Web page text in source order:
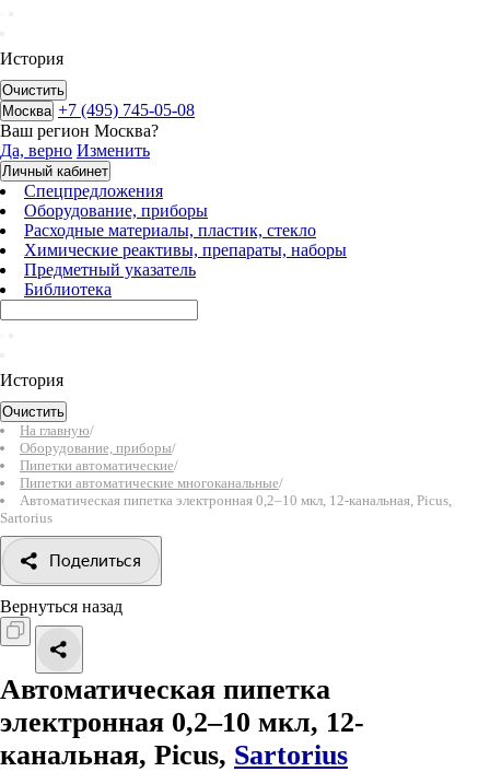
История
Очистить
Москва +7 (495) 745-05-08
Ваш регион Москва?
Да, верно Изменить
Личный кабинет
Спецпредложения
Оборудование, приборы
Расходные материалы, пластик, стекло
Химические реактивы, препараты, наборы
Предметный указатель
Библиотека
История
Очистить
На главную/
Оборудование, приборы/
Пипетки автоматические/
Пипетки автоматические многоканальные/
Автоматическая пипетка электронная 0,2–10 мкл, 12-канальная, Picus,
Sartorius
Поделиться
Вернуться назад
Автоматическая пипетка
электронная 0,2–10 мкл, 12-
канальная, Picus, Sartorius